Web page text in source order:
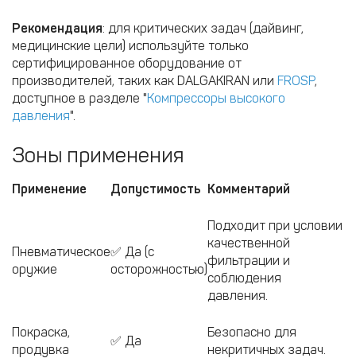
Рекомендация: для критических задач (дайвинг,
медицинские цели) используйте только
сертифицированное оборудование от
производителей, таких как DALGAKIRAN или FROSP,
доступное в разделе "Компрессоры высокого
давления".
Зоны применения
Применение Допустимость Комментарий
Пневматическое
оружие
✅ Да (с
осторожностью)
Подходит при условии
качественной
фильтрации и
соблюдения
давления.
Покраска,
продувка
✅ Да
Безопасно для
некритичных задач.